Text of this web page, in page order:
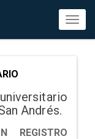
Andrés.
REGISTRO